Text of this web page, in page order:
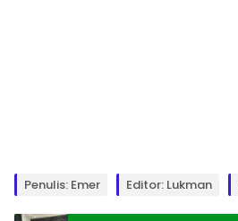
Penulis: Emer Editor: Lukman